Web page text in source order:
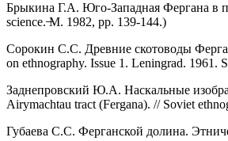
Брыкина Г.А. Юго-Западная Фергана в
science. ̶M. 1982, pp. 139-144.)
Сорокин С.С. Древние скотоводы
on ethnography. Issue 1. Leningrad. 1961.
Заднепровский Ю.А. Наскальные
Airymachtau tract (Fergana). // Soviet
Губаева С.С. Ферганской долина.